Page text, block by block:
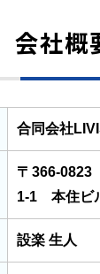
会社概
合同会社
〒366-
1-1 本住ビ
設楽 生人